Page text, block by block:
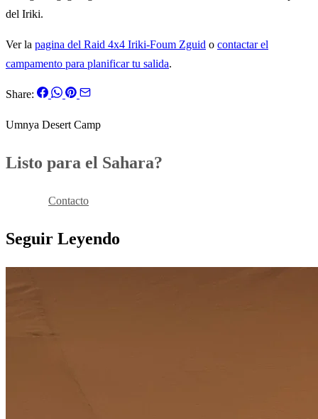
del Iriki.
Ver la pagina del Raid 4x4 Iriki-Foum Zguid o contactar el
campamento para planificar tu salida.
Share:
Umnya Desert Camp
Listo para el Sahara?
Contacto
Seguir Leyendo